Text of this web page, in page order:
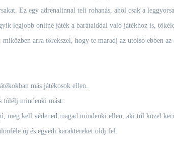
Ez egy adrenalinnal teli rohanás, ahol csak a
legjobb online játék a barátaiddal való játékhoz is,
arra törekszel, hogy te maradj az utolsó ebben
más játékosok ellen.
túlélj mindenki mást.
meg kell védened magad mindenki ellen, aki túl közel
új és egyedi karaktereket oldj fel.